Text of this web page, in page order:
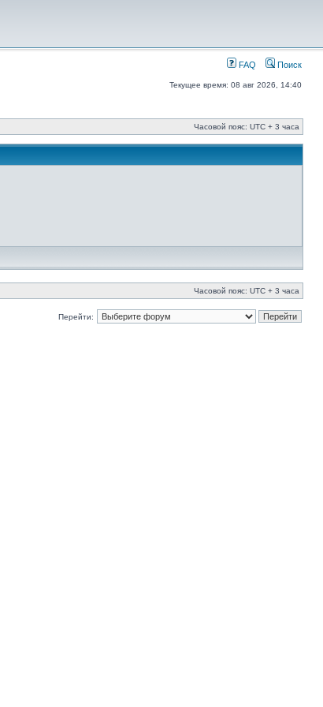
FAQ Поиск
Текущее время: 08 авг 2026, 14:40
Часовой пояс: UTC + 3 часа
Часовой пояс: UTC + 3 часа
Перейти: